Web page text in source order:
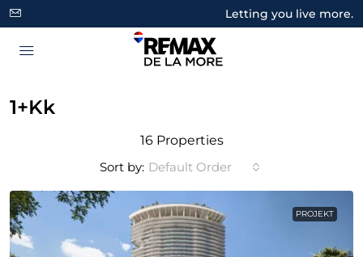
Letting you live more.
1+kk
16 Properties
Sort by: Default Order
PROJEKT